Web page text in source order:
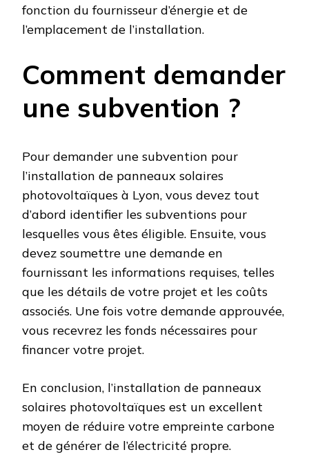
fonction du fournisseur d’énergie et de
l’emplacement de l’installation.
Comment demander
une subvention ?
Pour demander une subvention pour
l’installation de panneaux solaires
photovoltaïques à Lyon, vous devez tout
d’abord identifier les subventions pour
lesquelles vous êtes éligible. Ensuite, vous
devez soumettre une demande en
fournissant les informations requises, telles
que les détails de votre projet et les coûts
associés. Une fois votre demande approuvée,
vous recevrez les fonds nécessaires pour
financer votre projet.
En conclusion, l’installation de panneaux
solaires photovoltaïques est un excellent
moyen de réduire votre empreinte carbone
et de générer de l’électricité propre.